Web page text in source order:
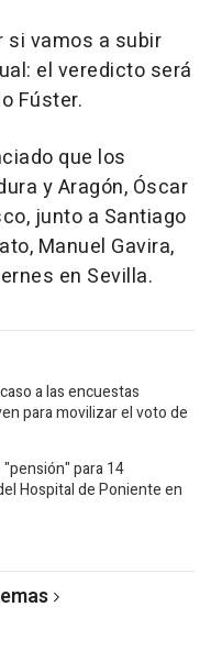
si vamos a subir
el veredicto será
Fúster.
que los
y Aragón, Óscar
junto a Santiago
Manuel Gavira,
en Sevilla.
a las encuestas
para movilizar el voto de
para 14
Hospital de Poniente en